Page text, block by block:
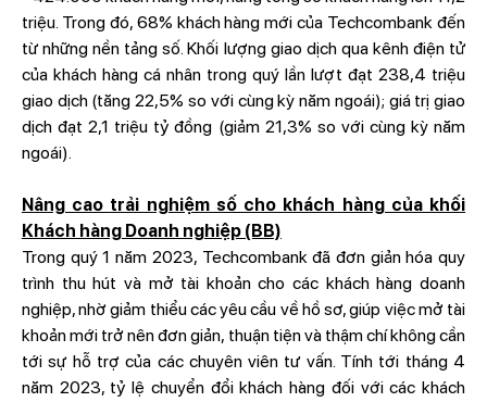
triệu. Trong đó, 68% khách hàng mới của Techcombank đến
từ những nền tảng số. Khối lượng giao dịch qua kênh điện tử
của khách hàng cá nhân trong quý lần lượt đạt 238,4 triệu
giao dịch (tăng 22,5% so với cùng kỳ năm ngoái); giá trị giao
dịch đạt 2,1 triệu tỷ đồng (giảm 21,3% so với cùng kỳ năm
ngoái).
Nâng cao trải nghiệm số cho khách hàng của khối
Khách hàng Doanh nghiệp (BB)
Trong quý 1 năm 2023, Techcombank đã đơn giản hóa quy
trình thu hút và mở tài khoản cho các khách hàng doanh
nghiệp, nhờ giảm thiểu các yêu cầu về hồ sơ, giúp việc mở tài
khoản mới trở nên đơn giản, thuận tiện và thậm chí không cần
tới sự hỗ trợ của các chuyên viên tư vấn. Tính tới tháng 4
năm 2023, tỷ lệ chuyển đổi khách hàng đối với các khách